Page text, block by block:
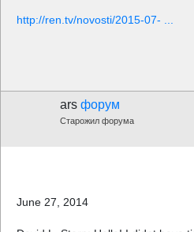
http://ren.tv/novosti/2015-07- ...
ars форум
Старожил форума
June 27, 2014